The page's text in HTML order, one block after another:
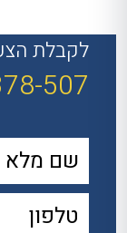
לקבלת
507